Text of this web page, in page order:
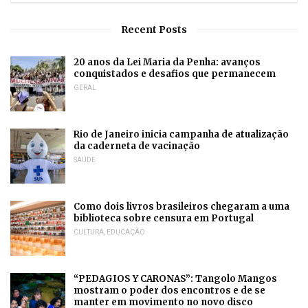
Recent Posts
20 anos da Lei Maria da Penha: avanços
conquistados e desafios que permanecem
GERAL
Rio de Janeiro inicia campanha de atualização
da caderneta de vacinação
SAÚDE
Como dois livros brasileiros chegaram a uma
biblioteca sobre censura em Portugal
CULTURA EDUCAÇÃO
“PEDAGIOS Y CARONAS”: Tangolo Mangos
mostram o poder dos encontros e de se
manter em movimento no novo disco